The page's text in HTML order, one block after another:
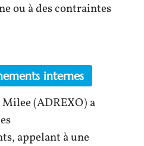
ou à des contraintes
internes
Milee (ADREXO) a
appelant à une